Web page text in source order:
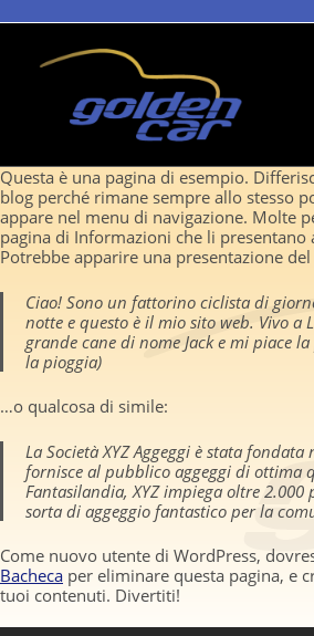
al
Questa è una pagina di esempio.
blog perché rimane sempre allo stesso
appare nel menu di navigazione. Molte
pagina di Informazioni che li presentano
Potrebbe apparire una presentazione
Ciao! Sono un fattorino ciclista di
notte e questo è il mio sito web. Vivo a
grande cane di nome Jack e mi piace
la pioggia)
…o qualcosa di simile:
La Società XYZ Aggeggi è stata
fornisce al pubblico aggeggi di ottima
Fantasilandia, XYZ impiega oltre 2.000
sorta di aggeggio fantastico per la
Come nuovo utente di WordPress,
Bacheca per eliminare questa pagina, e
tuoi contenuti. Divertiti!